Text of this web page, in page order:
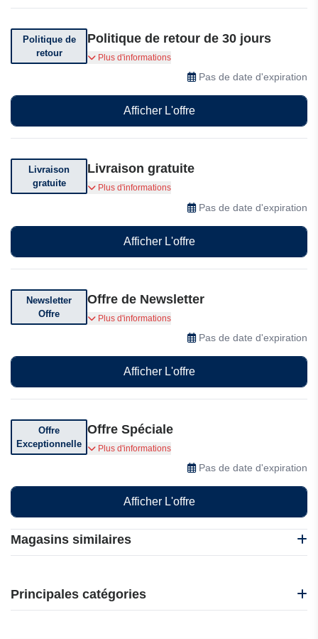
Magasins similaires
BadassBox
C-Total
Principales catégories
Politique de
retour
Politique de retour de 30 jours
Vous pouvez retourner votre commande dans
les 30 jours suivant sa réception.
Plus d'informations
Pas de date d'expiration
Afficher L'offre
Livraison
gratuite
Livraison gratuite
Livraison offerte chez Boucleme dès €50 d'achat
Plus d'informations
Pas de date d'expiration
Afficher L'offre
Newsletter
Offre
Offre de Newsletter
Abonnez-vous à leur newsletter pour des
réductions exclusives, des offres et des
Plus d'informations
Pas de date d'expiration
Afficher L'offre
Offre
Exceptionnelle
Offre Spéciale
Profitez d'offres exceptionnelles !
Plus d'informations
Pas de date d'expiration
Afficher L'offre